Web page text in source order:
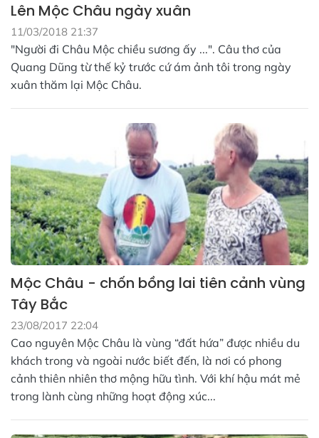
Lên Mộc Châu ngày xuân
11/03/2018 21:37
"Người đi Châu Mộc chiều sương ấy ...". Câu thơ của
Quang Dũng từ thế kỷ trước cứ ám ảnh tôi trong ngày
xuân thăm lại Mộc Châu.
Mộc Châu - chốn bồng lai tiên cảnh vùng
Tây Bắc
23/08/2017 22:04
Cao nguyên Mộc Châu là vùng “đất hứa” được nhiều du
khách trong và ngoài nước biết đến, là nơi có phong
cảnh thiên nhiên thơ mộng hữu tình. Với khí hậu mát mẻ
trong lành cùng những hoạt động xúc...